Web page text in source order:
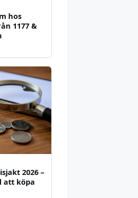
hos
1177 &
2026 –
att köpa